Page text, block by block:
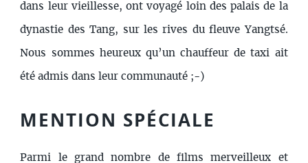
dans leur vieillesse, ont voyagé loin des palais de la
dynastie des Tang, sur les rives du fleuve Yangtsé.
Nous sommes heureux qu’un chauffeur de taxi ait
été admis dans leur communauté ;-)
MENTION SPÉCIALE
Parmi le grand nombre de films merveilleux et